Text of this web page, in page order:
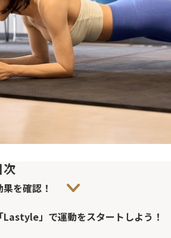
次
を確認！
Lastyle」で運動をスタートしよう！